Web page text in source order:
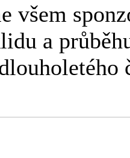
všem
a